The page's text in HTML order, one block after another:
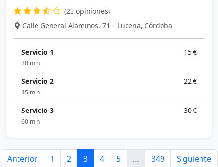
(23 opiniones)
Calle General Alaminos, 71 – Lucena, Córdoba
Servicio 1 15 €
30 min
Servicio 2 22 €
45 min
Servicio 3 30 €
60 min
Anterior 1 2 3 4 5 … 349 Siguiente